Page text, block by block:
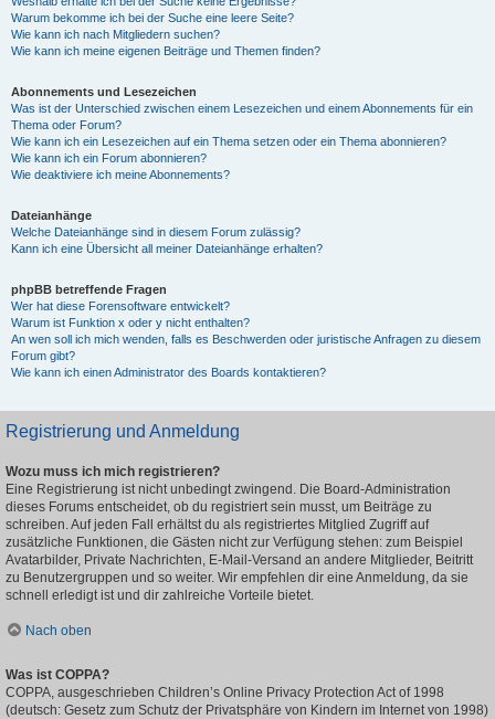
Warum bekomme ich bei der Suche eine leere Seite?
Wie kann ich nach Mitgliedern suchen?
Wie kann ich meine eigenen Beiträge und Themen finden?
Abonnements und Lesezeichen
Was ist der Unterschied zwischen einem Lesezeichen und einem Abonnements für ein
Thema oder Forum?
Wie kann ich ein Lesezeichen auf ein Thema setzen oder ein Thema abonnieren?
Wie kann ich ein Forum abonnieren?
Wie deaktiviere ich meine Abonnements?
Dateianhänge
Welche Dateianhänge sind in diesem Forum zulässig?
Kann ich eine Übersicht all meiner Dateianhänge erhalten?
phpBB betreffende Fragen
Wer hat diese Forensoftware entwickelt?
Warum ist Funktion x oder y nicht enthalten?
An wen soll ich mich wenden, falls es Beschwerden oder juristische Anfragen zu diesem
Forum gibt?
Wie kann ich einen Administrator des Boards kontaktieren?
Registrierung und Anmeldung
Wozu muss ich mich registrieren?
Eine Registrierung ist nicht unbedingt zwingend. Die Board-Administration
dieses Forums entscheidet, ob du registriert sein musst, um Beiträge zu
schreiben. Auf jeden Fall erhältst du als registriertes Mitglied Zugriff auf
zusätzliche Funktionen, die Gästen nicht zur Verfügung stehen: zum Beispiel
Avatarbilder, Private Nachrichten, E-Mail-Versand an andere Mitglieder, Beitritt
zu Benutzergruppen und so weiter. Wir empfehlen dir eine Anmeldung, da sie
schnell erledigt ist und dir zahlreiche Vorteile bietet.
Nach oben
Was ist COPPA?
COPPA, ausgeschrieben Children’s Online Privacy Protection Act of 1998
(deutsch: Gesetz zum Schutz der Privatsphäre von Kindern im Internet von 1998)